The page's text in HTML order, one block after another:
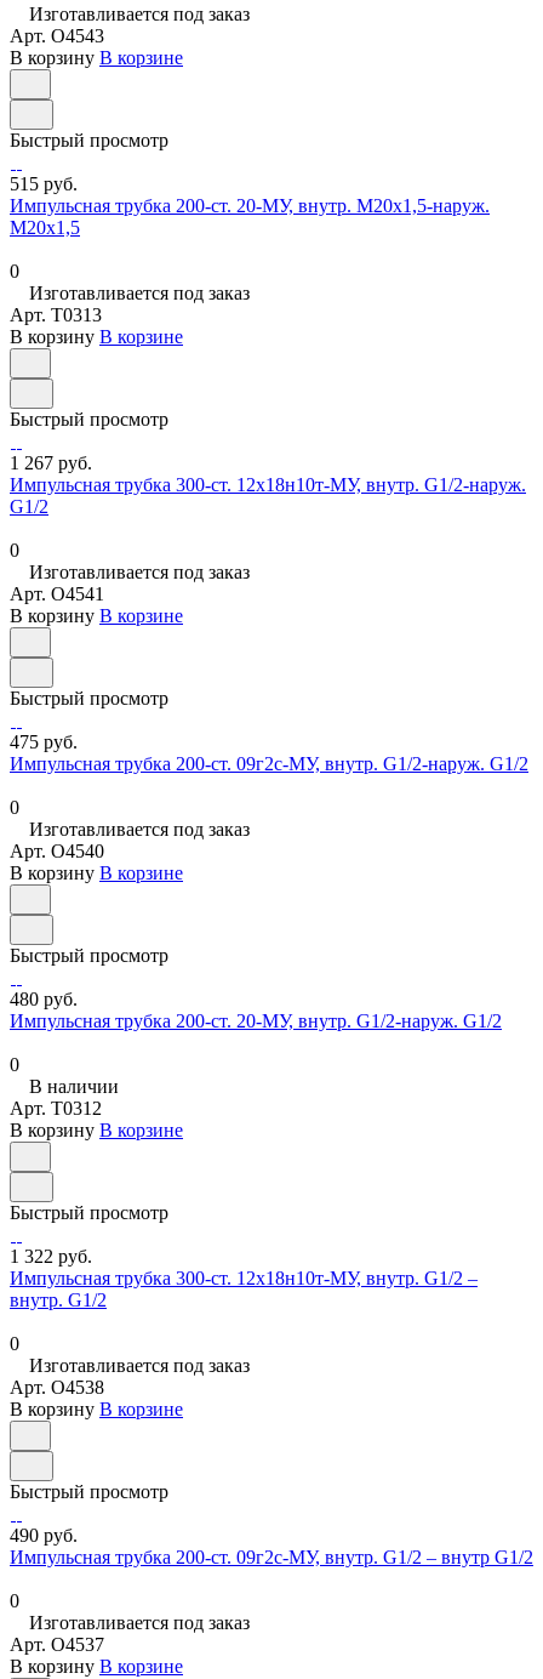
Изготавливается под заказ
Арт. O4543
В корзину В корзине
Быстрый просмотр
515 руб.
Импульсная трубка 200-ст. 20-МУ, внутр. М20х1,5-наруж.
М20х1,5
0
Изготавливается под заказ
Арт. T0313
В корзину В корзине
Быстрый просмотр
1 267 руб.
Импульсная трубка 300-ст. 12х18н10т-МУ, внутр. G1/2-наруж.
G1/2
0
Изготавливается под заказ
Арт. O4541
В корзину В корзине
Быстрый просмотр
475 руб.
Импульсная трубка 200-ст. 09г2с-МУ, внутр. G1/2-наруж. G1/2
0
Изготавливается под заказ
Арт. O4540
В корзину В корзине
Быстрый просмотр
480 руб.
Импульсная трубка 200-ст. 20-МУ, внутр. G1/2-наруж. G1/2
0
В наличии
Арт. T0312
В корзину В корзине
Быстрый просмотр
1 322 руб.
Импульсная трубка 300-ст. 12х18н10т-МУ, внутр. G1/2 –
внутр. G1/2
0
Изготавливается под заказ
Арт. O4538
В корзину В корзине
Быстрый просмотр
490 руб.
Импульсная трубка 200-ст. 09г2с-МУ, внутр. G1/2 – внутр G1/2
0
Изготавливается под заказ
Арт. O4537
В корзину В корзине